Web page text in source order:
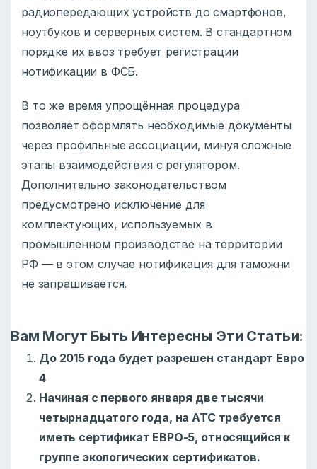
радиопередающих устройств до смартфонов,
ноутбуков и серверных систем. В стандартном
порядке их ввоз требует регистрации
нотификации в ФСБ.
В то же время упрощённая процедура
позволяет оформлять необходимые документы
через профильные ассоциации, минуя сложные
этапы взаимодействия с регулятором.
Дополнительно законодательством
предусмотрено исключение для
комплектующих, используемых в
промышленном производстве на территории
РФ — в этом случае нотификация для таможни
не запрашивается.
Вам Могут Быть Интересны Эти Статьи:
До 2015 года будет разрешен стандарт Евро
4
Начиная с первого января две тысячи
четырнадцатого года, на АТС требуется
иметь сертификат ЕВРО-5, относящийся к
группе экологических сертификатов.